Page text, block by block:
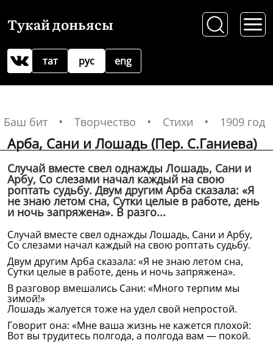
Тукай доньясы
рус
тат eng
Баш бит Творчество Стихи 1909 год
Арба, Сани и Лошадь (Пер. С.Ганиева)
Случай вместе свел однажды Лошадь, Сани и
Арбу, Со слезами начал каждый на свою
роптать судьбу. Двум другим Арба сказала: «Я
не знаю летом сна, Сутки целые в работе, день
и ночь запряжена». В разго...
Случай вместе свел однажды Лошадь, Сани и Арбу,
Со слезами начал каждый на свою роптать судьбу.
Двум другим Арба сказала: «Я не знаю летом сна,
Сутки целые в работе, день и ночь запряжена».
В разговор вмешались Сани: «Много терпим мы
зимой!»
Лошадь жалуется тоже на удел свой непростой.
Говорит она: «Мне ваша жизнь не кажется плохой:
Вот вы трудитесь полгода, а полгода вам — покой.